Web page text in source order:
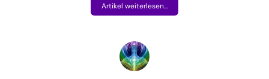
Artikel weiterlesen...